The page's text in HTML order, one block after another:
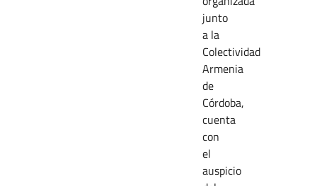
junto
a la
Colectividad
Armenia
de
Córdoba,
cuenta
con
el
auspicio